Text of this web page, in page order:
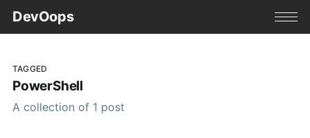
DevOops
TAGGED
PowerShell
A collection of 1 post